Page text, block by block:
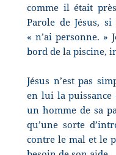
comme il était
Parole de Jésus,
« n’ai personne. »
bord de la piscine,
Jésus n’est pas
en lui la
un homme de sa
qu’une sorte
contre le mal et le